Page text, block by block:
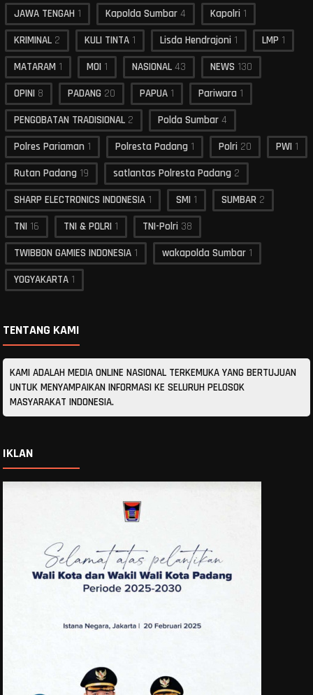
JAWA TENGAH 1 Kapolda Sumbar 4 Kapolri 1
KRIMINAL 2 KULI TINTA 1 Lisda Hendrajoni 1 LMP 1
MATARAM 1 MOI 1 NASIONAL 43 NEWS 130
OPINI 8 PADANG 20 PAPUA 1 Pariwara 1
PENGOBATAN TRADISIONAL 2 Polda Sumbar 4
Polres Pariaman 1 Polresta Padang 1 Polri 20 PWI 1
Rutan Padang 19 satlantas Polresta Padang 2
SHARP ELECTRONICS INDONESIA 1 SMI 1 SUMBAR 2
TNI 16 TNI & POLRI 1 TNI-Polri 38
TWIBBON GAMIES INDONESIA 1 wakapolda Sumbar 1
YOGYAKARTA 1
TENTANG KAMI
KAMI ADALAH MEDIA ONLINE NASIONAL TERKEMUKA YANG BERTUJUAN
UNTUK MENYAMPAIKAN INFORMASI KE SELURUH PELOSOK
MASYARAKAT INDONESIA.
IKLAN